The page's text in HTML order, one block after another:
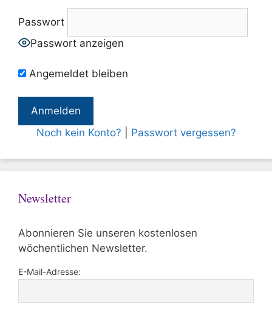
Passwort
Passwort anzeigen
Angemeldet bleiben
Noch kein Konto? Passwort vergessen?
Newsletter
Abonnieren Sie unseren kostenlosen
wöchentlichen Newsletter.
E-Mail-Adresse: